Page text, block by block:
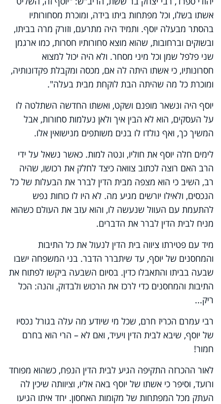
אשתו בשלו, וכל מפתחות ביתו בידה, ומוכרת מסחורותיו
בהסתר מבעלה יוסף. ותמיד היה מתרעם, וזורק מרה בביתו,
ובשוקים וברחובות, שהוא מוצא סחורותיו חסרות, כמו ארגמן
שני פלפל שמן וכל מיני מסחר. ולא היה יכול למצוא
חסרונותיו, כי אשתו היתה לה אם, מכסה ומקבלת פקדונותיה,
ומוכרת כל מה שהיתה הבת לוקחת מבית בעלה".
יוסף היה ונשאר מופנם ושקט, ואשתו החדשה השתלטה לו
על העסקים, הוא לא הבין איך ולאן נעלמות סחורות, אבל
המשיך כך, ואף נולדו לו בנים משותפים מנישואין אלו.
לימים חלה יוסף את חוליו, ונטה למות. כאשר נשאל על ידי
הרב האם רוצה לכתוב צוואה כיצד לחלק את רכושו, שהיה
רב, השיב כי הוא מצפה מבית הדין לברר את הבעלות של כל
הנכסים, ולאילו יורשים מגיע מה. לא היו לו כוחות נפש
להתעמת עם העוול שנעשה לו, והוא עזב את העולם כשהוא
מניח לבית הדין לברר את הדברים.
מיד עם פטירתו ציווה בית הדין לנעול את כל התיבות
והמחסנים של יוסף, עד שיתברר הדבר. בני המשפחה ישבו
שבעה בביתו והתאבלו כדין. בסיום השבעה ביקשו לפתוח את
התיבות והמחסנים כדי לרכז את הרכוש ולבדוק, והנה: הכל
ריק...
רבי עמרם הכריז חרם, שכל מי שיודע מה עלה בגורל נכסיו
של יוסף, שיבא לבית הדין ויעיד, ואם לא – הרי הוא בחרם
חמור!
לאור ההכרזה התקיפה הגיע לבית הדין הנפח, כשהוא מפוחד
ורועד, וסיפר כי אשתו של יוסף באה אליו, וציוותה שיכין לה
העתק מכל המפתחות של מקומות האחסון. יחד איתו הגיעו